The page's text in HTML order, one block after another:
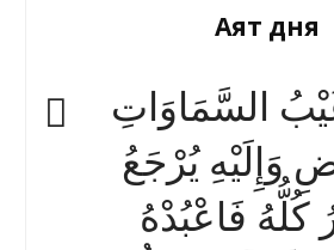
Аят дня
السَّمَاوَاتِ
وَإِلَيْهِ يُرْجَعُ
كُلُّهُ فَاعْبُدْهُ